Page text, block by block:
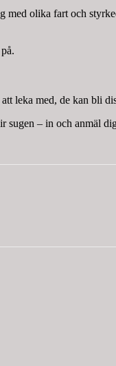
med olika fart och
leka med, de kan bli
sugen – in och anmäl